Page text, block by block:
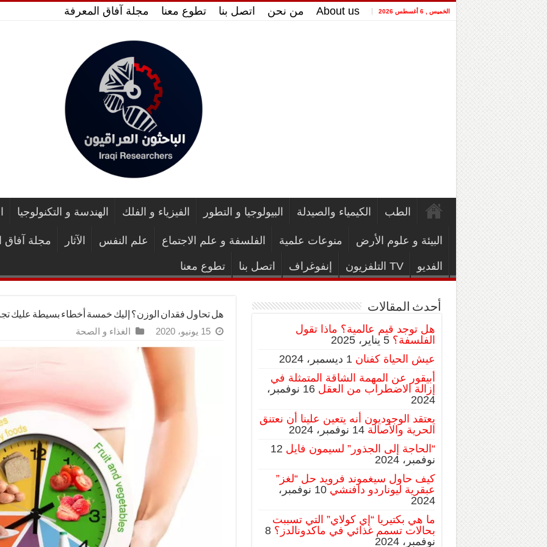
الخميس , 6 أغسطس 2026 About us من نحن اتصل بنا تطوع معنا مجلة آفاق المعرفة
الطب الكيمياء والصيدلة البيولوجيا و التطور الفيزياء و الفلك الهندسة و التكنولوجيا
البيئة و علوم الأرض منوعات علمية الفلسفة و علم الاجتماع علم النفس الآثار مجلة آفاق
الفديو TV التلفزيون إنفوغراف اتصل بنا تطوع معنا
هل تحاول فقدان الوزن؟ إليك خمسة أخطاء بسيطة عليك
15 يونيو، 2020 الغذاء و الصحة
أحدث المقالات
هل توجد قيم عالمية؟ ماذا تقول
الفلسفة؟ 5 يناير، 2025
عيش الحياة كفنان 1 ديسمبر، 2024
أبيقور عن المهمة الشاقة المتمثلة في
إزالة الاضطراب من العقل
16 نوفمبر،
2024
يعتقد الوجوديون أنه يتعين علينا أن نعتنق
الحرية والأصالة 14 نوفمبر، 2024
“الحاجة إلى الجذور” لسيمون فايل 12
نوفمبر، 2024
كيف حاول سيغموند فرويد حل “لغز”
عبقرية ليوناردو دافنشي
10 نوفمبر،
2024
ما هي بكتيريا “إي كولاي” التي تسببت
بحالات تسمم غذائي في ماكدونالدز؟ 8
نوفمبر، 2024